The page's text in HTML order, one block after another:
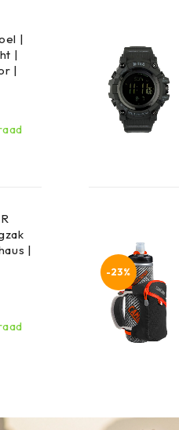
|
|
|
|
-23%